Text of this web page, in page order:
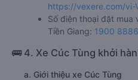
https://vexere.com/vi-
Số điện thoại đặt mua
Tiền Giang: 1900
🚌 4. Xe Cúc Tùng khởi
a. Giới thiệu xe Cúc Tùng